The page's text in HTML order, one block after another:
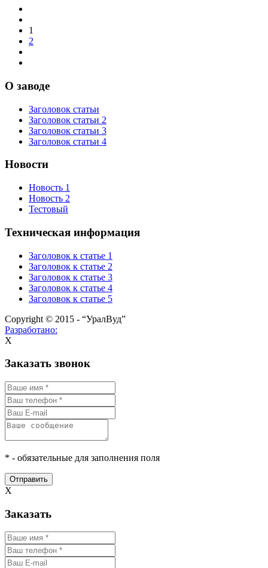
1
2
О заводе
Заголовок статьи
Заголовок статьи 2
Заголовок статьи 3
Заголовок статьи 4
Новости
Новость 1
Новость 2
Тестовый
Техническая информация
Заголовок к статье 1
Заголовок к статье 2
Заголовок к статье 3
Заголовок к статье 4
Заголовок к статье 5
Copyright © 2015 - “УралВуд”
Разработано:
X
Заказать звонок
* - обязательные для заполнения поля
Отправить
X
Заказать